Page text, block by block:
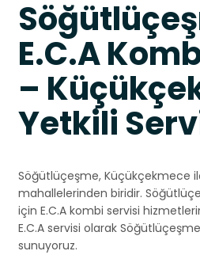
E.C.A
–
Yetkili
Söğütlüçeşme, Küçükçekmece
mahallelerinden biridir.
için E.C.A kombi servisi
E.C.A servisi olarak
sunuyoruz.